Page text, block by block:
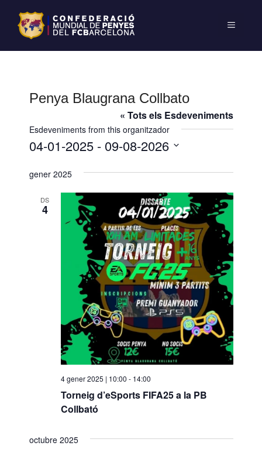
Penya Blaugrana Collbato
« Tots els Esdeveniments
Esdeveniments from this organitzador
04-01-2025 - 09-08-2026
e
gener 2025
DS
4
Torneig d’eSports FIFA25 a la PB
Collbató
4 gener 2025 | 10:00 - 14:00
octubre 2025